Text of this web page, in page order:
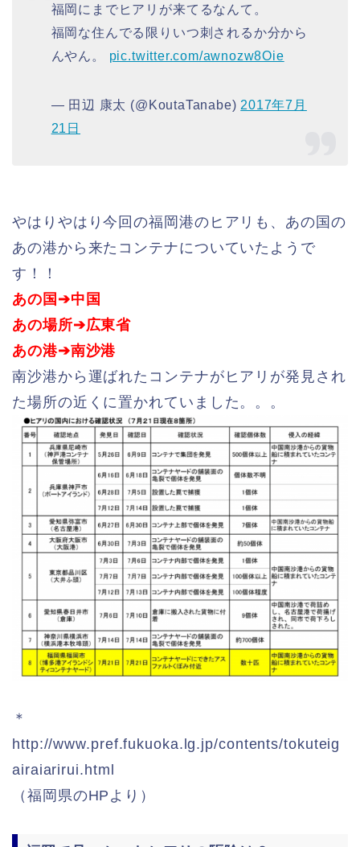
福岡にまでヒアリが来てるなんて。
福岡な住んでる限りいつ刺されるか分から
んやん。 pic.twitter.com/awnozw8Oie
— 田辺 康太 (@KoutaTanabe) 2017年7月
21日
やはりやはり今回の福岡港のヒアリも、あの国の
あの港から来たコンテナについていたようで
す！！
あの国➔中国
あの場所➔広東省
あの港➔南沙港
南沙港から運ばれたコンテナがヒアリが発見され
た場所の近くに置かれていました。。。
＊
http://www.pref.fukuoka.lg.jp/contents/tokuteig
airaiarirui.html
（福岡県のHPより）